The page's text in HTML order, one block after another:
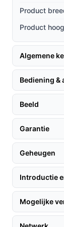
De dual-
5.0GHz)
huizen
Gebruik
Om het
stappen voor
Installatie &
1. Bevestig
2. Download
camera te
Product
Product
Algemene
Bediening &
Beeld
Garantie
Geheugen
Introductie
Mogelijke